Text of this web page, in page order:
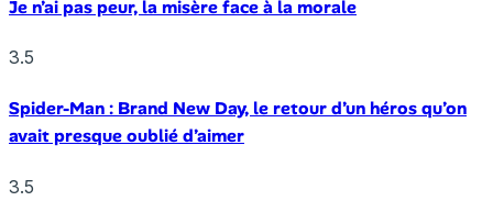
Je n’ai pas peur, la misère face à la morale
3.5
Spider-Man : Brand New Day, le retour d’un héros qu’on
avait presque oublié d’aimer
3.5